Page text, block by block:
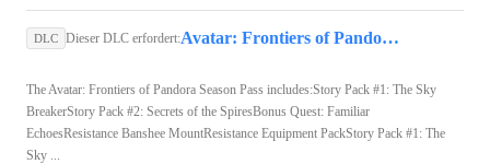
DLC Dieser DLC erfordert: Avatar: Frontiers of Pandora (PC) - Ubisoft Connect Key - GLOBAL
The Avatar: Frontiers of Pandora Season Pass includes:Story Pack #1: The Sky
BreakerStory Pack #2: Secrets of the SpiresBonus Quest: Familiar
EchoesResistance Banshee MountResistance Equipment PackStory Pack #1: The
Sky ...